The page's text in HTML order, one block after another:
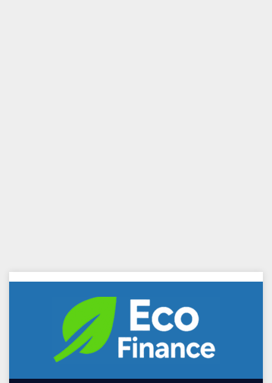
Skip